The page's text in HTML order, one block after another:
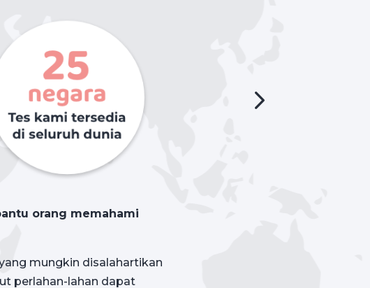
orang memahami
mungkin disalahartikan
perlahan-lahan dapat